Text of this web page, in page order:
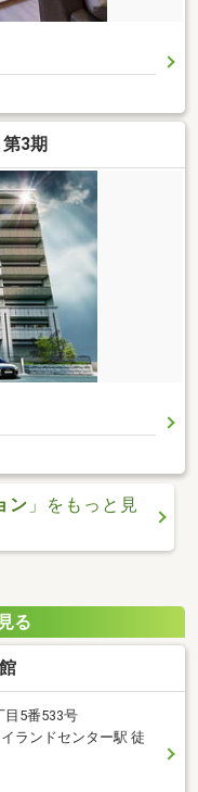
3期
ン 」をもっと見
る
目5番533号
ランドセンター駅 徒